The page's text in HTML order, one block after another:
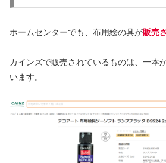
ホームセンターでも、布用絵の具が販売
カインズで販売されているものは、一本
います。